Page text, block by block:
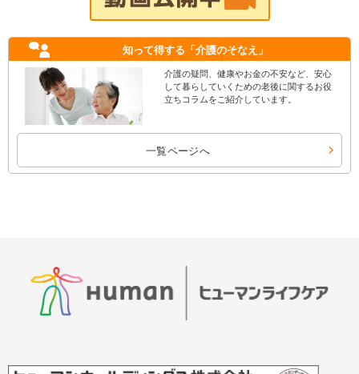
知って得する 「介護のそなえ」
介護の疑問、健康やお金の不安など、安心
して暮らしていくための老後に関するお役
立ちコラムをご紹介しています。
一覧ページへ